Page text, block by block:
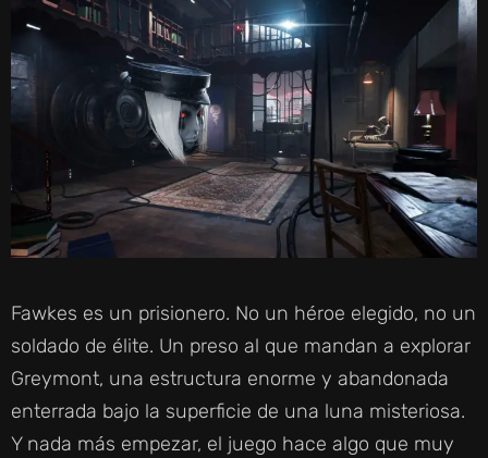
Fawkes es un prisionero. No un héroe elegido, no un
soldado de élite. Un preso al que mandan a explorar
Greymont, una estructura enorme y abandonada
enterrada bajo la superficie de una luna misteriosa.
Y nada más empezar, el juego hace algo que muy